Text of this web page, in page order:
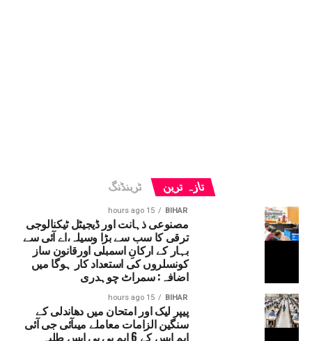
تازہ ترین ٹرینڈنگ
BIHAR
15 hours ago
مصنوعی ذہانت اور ڈیجیٹل ٹیکنالوجی
ترقی کا سب سے بڑا وسیلہ،اے آئی سے
بہار کے ارکانِ اسمبلی اورقانون ساز
کونسلروں کی استعداد کار ہوگا میں
اضافہ: سمراٹ چوہدری
BIHAR
15 hours ago
پیپر لیک اور امتحان میں دھاندلی کے
سنگین الزامات معاملے میںآئی جی آئی
ایم ایس کے 6 ایم بی بی ایس طلبہ